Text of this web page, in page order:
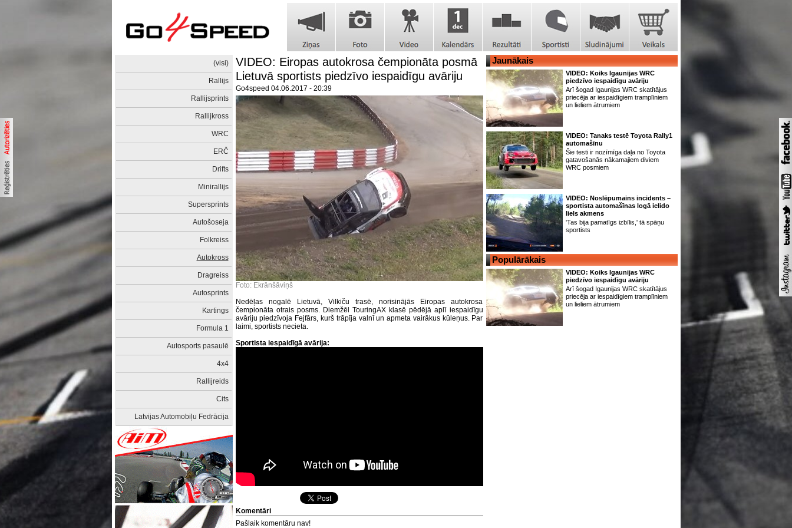
(visi)
Rallijs
Rallijsprints
Rallijkross
WRC
ERČ
Drifts
Minirallijs
Supersprints
Autošoseja
Folkreiss
Autokross
Dragreiss
Autosprints
Kartings
Formula 1
Autosports pasaulē
4x4
Rallijreids
Cits
Latvijas Automobiļu Fedrācija
VIDEO: Eiropas autokrosa čempionāta posmā
Lietuvā sportists piedzīvo iespaidīgu avāriju
Go4speed 04.06.2017 - 20:39
Foto: Ekrānšāviņš
Nedēļas nogalē Lietuvā, Vilkiču trasē, norisinājās Eiropas autokrosa
čempionāta otrais posms. Diemžēl TouringAX klasē pēdējā aplī iespaidīgu
avāriju piedzīvoja Fejfārs, kurš trāpīja valnī un apmeta vairākus kūleņus. Par
laimi, sportists necieta.
Sportista iespaidīgā avārija:
Komentāri
Pašlaik komentāru nav!
Jaunākais
VIDEO: Koiks Igaunijas WRC
piedzīvo iespaidīgu avāriju
Arī šogad Igaunijas WRC skatītājus
priecēja ar iespaidīgiem tramplīniem
un lieliem ātrumiem
VIDEO: Tanaks testē Toyota Rally1
automašīnu
Šie testi ir nozīmīga daļa no Toyota
gatavošanās nākamajiem diviem
WRC posmiem
VIDEO: Noslēpumains incidents –
sportista automašīnas logā ielido
liels akmens
'Tas bija pamatīgs izbīlis,' tā spāņu
sportists
Populārākais
VIDEO: Koiks Igaunijas WRC
piedzīvo iespaidīgu avāriju
Arī šogad Igaunijas WRC skatītājus
priecēja ar iespaidīgiem tramplīniem
un lieliem ātrumiem